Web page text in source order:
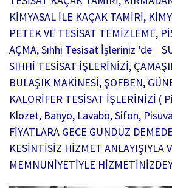
KİMYASAL İLE KAÇAK TAMİRİ,
PETEK VE TESİSAT TEMİZLEME,
AÇMA, Sıhhi Tesisat İşleriniz ‘de
SIHHİ TESİSAT İŞLERİNİZİ,
BULAŞIK MAKİNESİ, ŞOFBEN,
KALORİFER TESİSAT İŞLERİNİZİ (
Klozet, Banyo, Lavabo, Sifon,
FİYATLARA GECE GÜNDÜZ
KESİNTİSİZ HİZMET ANLAYIŞIYLA
MEMNUNİYETİYLE